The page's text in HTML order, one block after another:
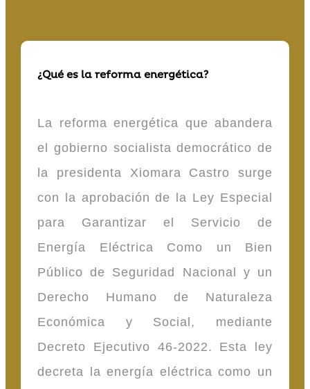
¿Qué es la reforma energética?
La reforma energética que abandera
el gobierno socialista democrático de
la presidenta Xiomara Castro surge
con la aprobación de la Ley Especial
para Garantizar el Servicio de
Energía Eléctrica Como un Bien
Público de Seguridad Nacional y un
Derecho Humano de Naturaleza
Económica y Social, mediante
Decreto Ejecutivo 46-2022. Esta ley
decreta la energía eléctrica como un